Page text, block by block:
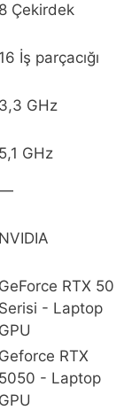
8 Çekirdek
16 İş parçacığı
3,3 GHz
5,1 GHz
NVIDIA
GeForce RTX 50
Serisi - Laptop
GPU
Geforce RTX
5050 - Laptop
GPU